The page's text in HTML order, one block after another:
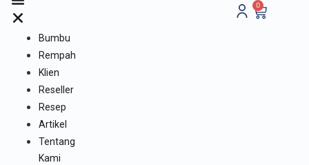
Bumbu
Rempah
Klien
Reseller
Resep
Artikel
Tentang
Kami
0